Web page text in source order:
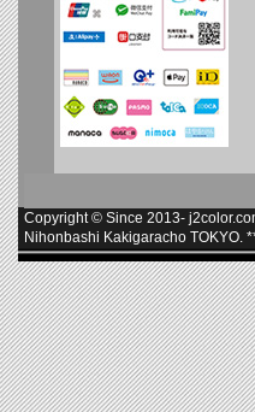
Copyright © Since 2013-
Nihonbashi Kakigaracho TOKYO.